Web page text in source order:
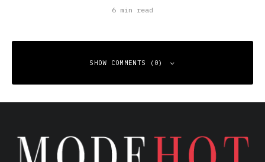
6 min read
SHOW COMMENTS (0)
Your email address will not be published.
Required fields
are marked*